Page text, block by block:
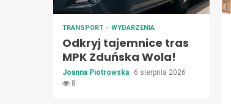
TRANSPORT WYDARZENIA
Odkryj tajemnice tras
MPK Zduńska Wola!
Joanna Piotrowska
6 sierpnia 2026
8